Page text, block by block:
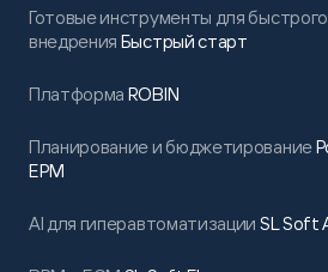
Готовые инструменты для быстрого
внедрения Быстрый старт
Платформа ROBIN
Планирование и бюджетирование
EPM
AI для гиперавтоматизации SL Soft